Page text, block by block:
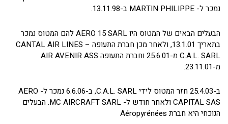
נמכר ל- MARTIN PHILIPPE ב-13.11.98.
הבעלים הבאים של המטוס היו AERO 15 SARL להם המטוס נמכר
בתאריך 13.1.01, ולאחר מכן חברת התעופה CANTAL AIR LINES –
C.A.L. SARL מ-25.6.01 וחברת התעופה AIR AVENIR ASS
מ-23.11.01.
ב-25.4.03 חזר המטוס לידי C.A.L. SARL, ב-6.6.06 נמכר ל- AERO
CAPITAL SAS ולאחר חודש ל- MC AIRCRAFT SARL. הבעלים
הנוכחי היא חברת Aéropyrénées